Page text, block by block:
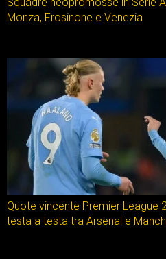
Squadre neopromosse in Serie
Monza, Frosinone e Venezia
Quote vincente Premier League
testa a testa tra Arsenal e